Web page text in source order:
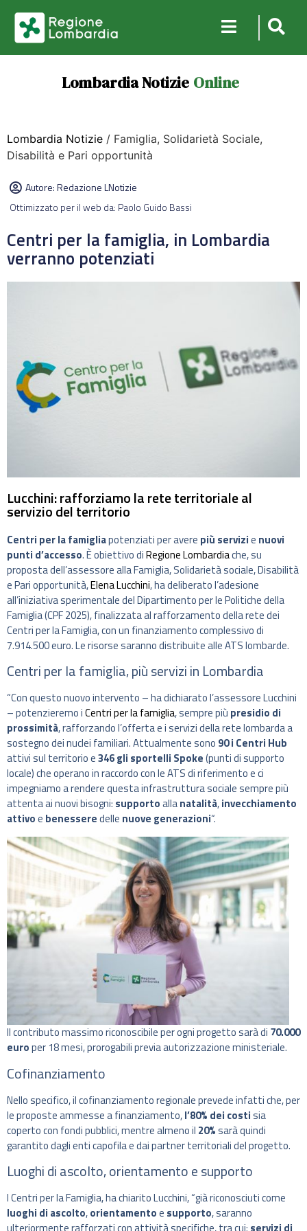
Lombardia Notizie Online
Lombardia Notizie / Famiglia, Solidarietà Sociale,
Disabilità e Pari opportunità
Autore:Redazione LNotizie
Ottimizzato per il web da: Paolo Guido Bassi
Centri per la famiglia, in Lombardia
verranno potenziati
Lucchini: rafforziamo la rete territoriale al
servizio del territorio
Centri per la famigliapotenziati per avere più servizie nuovi
punti d’accesso. È obiettivo diRegione Lombardiache, su
proposta dell’assessore alla Famiglia, Solidarietà sociale, Disabilità
e Pari opportunità,Elena Lucchini, ha deliberato l’adesione
all’iniziativa sperimentale del Dipartimento per le Politiche della
Famiglia (CPF 2025), finalizzata al rafforzamento della rete dei
Centri per la Famiglia, con un finanziamento complessivo di
7.914.500 euro. Le risorse saranno distribuite alle ATS lombarde.
Centri per la famiglia, più servizi in Lombardia
“Con questo nuovo intervento – ha dichiarato l’assessore Lucchini
– potenzieremo iCentri per la famiglia, sempre più presidio di
prossimità, rafforzando l’offerta e i servizi della rete lombarda a
sostegno dei nuclei familiari. Attualmente sono 90 i Centri Hub
attivi sul territorio e346 gli sportelli Spoke(punti di supporto
locale) che operano in raccordo con le ATS di riferimento e ci
impegniamo a rendere questa infrastruttura sociale sempre più
attenta ai nuovi bisogni: supportoallanatalità,invecchiamento
attivoe benesseredelle nuove generazioni“.
Il contributo massimo riconoscibile per ogni progetto sarà di 70.000
europer 18 mesi, prorogabili previa autorizzazione ministeriale.
Cofinanziamento
Nello specifico, il cofinanziamento regionale prevede infatti che, per
le proposte ammesse a finanziamento,l’80% dei costisia
coperto con fondi pubblici, mentre almeno il 20%sarà quindi
garantito dagli enti capofila e dai partner territoriali del progetto.
Luoghi di ascolto, orientamento e supporto
I Centri per la Famiglia, ha chiarito Lucchini, “già riconosciuti come
luoghi di ascolto,orientamentoe supporto, saranno